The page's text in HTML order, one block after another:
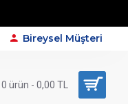
Bireysel Müşteri
0 ürün - 0,00 TL